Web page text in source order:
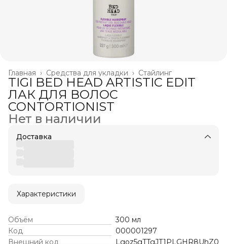
Стайлинг
Средства для укладки ›
Главная ›
TIGI BED HEAD ARTISTIC EDIT
ЛАК ДЛЯ ВОЛОС
CONTORTIONIST
Нет в наличии
Доставка
Характеристики
Объём
300 мл
Код
000001297
Внешний код
Lgoz5gTTgJT1PLGHR8UhZ0